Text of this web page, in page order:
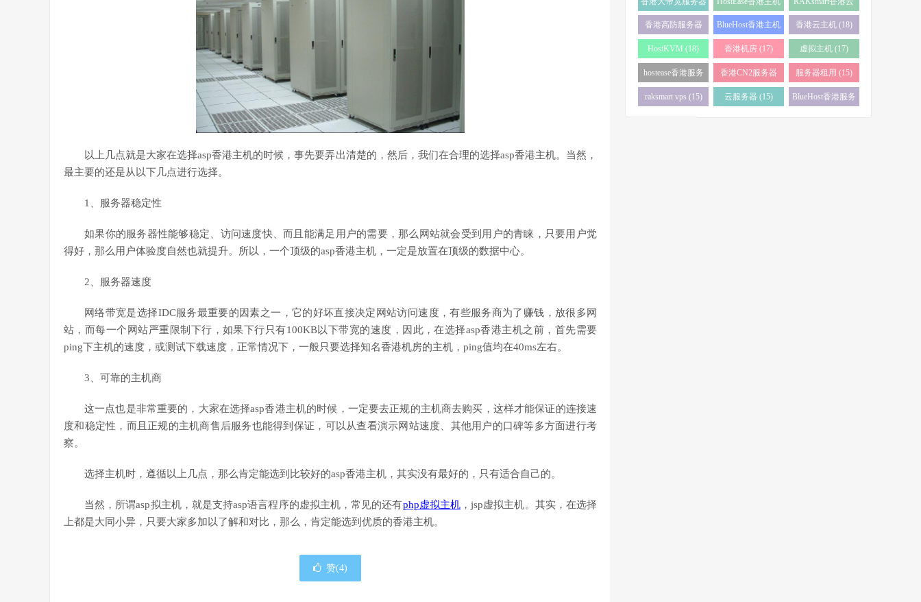
以上几点就是大家在选择asp香港主机的时候，事先要弄出清楚的，然后，我们在合理的选择asp香港主机。当然，
最主要的还是从以下几点进行选择。
1、服务器稳定性
如果你的服务器性能够稳定、访问速度快、而且能满足用户的需要，那么网站就会受到用户的青睐，只要用户觉
得好，那么用户体验度自然也就提升。所以，一个顶级的asp香港主机，一定是放置在顶级的数据中心。
2、服务器速度
网络带宽是选择IDC服务最重要的因素之一，它的好坏直接决定网站访问速度，有些服务商为了赚钱，放很多网
站，而每一个网站严重限制下行，如果下行只有100KB以下带宽的速度，因此，在选择asp香港主机之前，首先需要
ping下主机的速度，或测试下载速度，正常情况下，一般只要选择知名香港机房的主机，ping值均在40ms左右。
3、可靠的主机商
这一点也是非常重要的，大家在选择asp香港主机的时候，一定要去正规的主机商去购买，这样才能保证的连接速
度和稳定性，而且正规的主机商售后服务也能得到保证，可以从查看演示网站速度、其他用户的口碑等多方面进行考
察。
选择主机时，遵循以上几点，那么肯定能选到比较好的asp香港主机，其实没有最好的，只有适合自己的。
当然，所谓asp拟主机，就是支持asp语言程序的虚拟主机，常见的还有php虚拟主机 ，jsp虚拟主机。其实，在选择
上都是大同小异，只要大家多加以了解和对比，那么，肯定能选到优质的香港主机。
赞(4)
(32)
(28)
服务器 (23)
香港高防服务器
(22)
BlueHost香港主机
(21)
香港云主机 (18)
HostKVM (18) 香港机房 (17) 虚拟主机 (17)
hostease香港服务
器 (17)
香港CN2服务器
(17)
服务器租用 (15)
raksmart vps (15) 云服务器 (15)
BlueHost香港服务